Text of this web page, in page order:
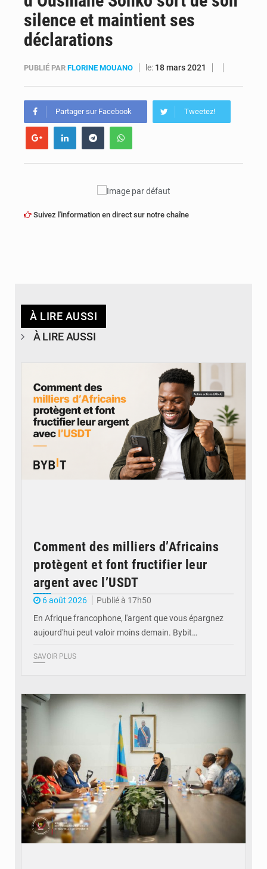
silence et maintient ses
déclarations
PUBLIÉ PAR FLORINE MOUANO le: 18 mars 2021
Partager sur Facebook Tweetez!
Suivez l'information en direct sur notre chaîne
À LIRE AUSSI
À LIRE AUSSI
Comment des milliers d’Africains
protègent et font fructifier leur
argent avec l’USDT
6 août 2026
Publié à 17h50
En Afrique francophone, l'argent que vous épargnez
aujourd'hui peut valoir moins demain. Bybit…
SAVOIR PLUS